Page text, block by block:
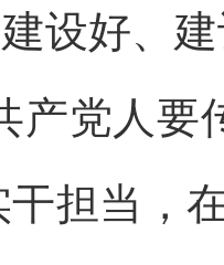
设好、
产党人要
担当，